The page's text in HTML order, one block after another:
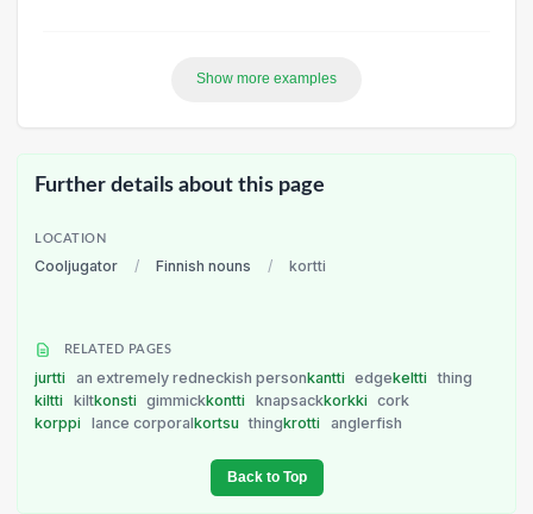
Show more examples
Further details about this page
LOCATION
Cooljugator / Finnish nouns / kortti
RELATED PAGES
jurtti an extremely redneckish personkantti edgekeltti
thing
kiltti
kiltkonsti gimmickkontti knapsackkorkki
cork
korppi
lance corporalkortsu thingkrotti anglerfish
Back to Top